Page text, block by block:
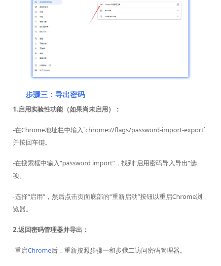
步骤三：导出密码
1.启用实验性功能（如果尚未启用）：
-在Chrome地址栏中输入`chrome://flags/password-import-export`
并按回车键。
-在搜索框中输入“password import”，找到“启用密码导入导出”选
项。
-选择“启用”，然后点击页面底部的“重新启动”按钮以重启Chrome浏
览器。
2.返回密码管理器并导出：
-重启Chrome后，重新按照步骤一和步骤二访问密码管理器。